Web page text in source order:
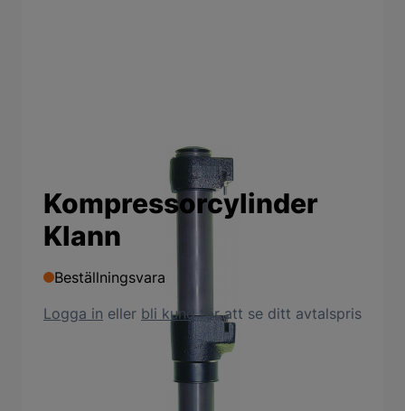
Kompressorcylinder
Klann
Beställningsvara
Logga in eller bli kundför att se ditt avtalspris
Produktbeskrivning